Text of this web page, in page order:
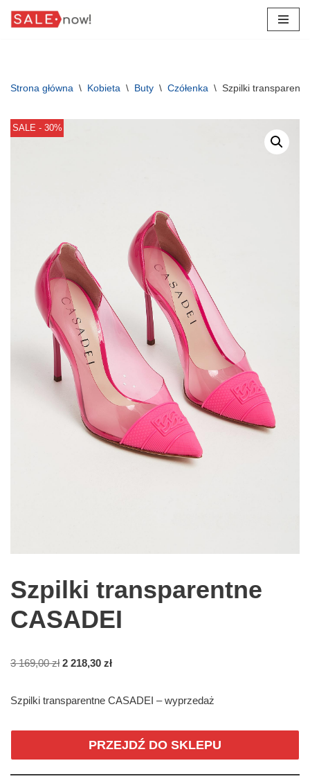
Strona główna \ Kobieta \ Buty \ Czółenka \ Szpilki
SALE - 30%
Szpilki transparentne
CASADEI
3 169,00zł 2 218,30 zł
Szpilki transparentne CASADEI – wyprzedaż
PRZEJDŹ DO SKLEPU